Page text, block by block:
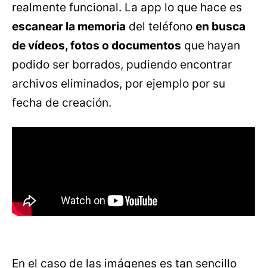
realmente funcional. La app lo que hace es
escanear la memoria del teléfono en busca
de vídeos, fotos o documentos que hayan
podido ser borrados, pudiendo encontrar
archivos eliminados, por ejemplo por su
fecha de creación.
En el caso de las imágenes es tan sencillo